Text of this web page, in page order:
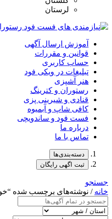
لرستان
آموزش ارسال آگهی
قوانین و مقررات
حساب کاربری
تبلیغات در ویکی فود
هنر آشپزی
رستوران و کترینگ
قنادی و شیرینی پزی
کافی شاپ و آبمیوه
فست فود و ساندویچی
درباره ما
تماس با ما
دسته‌بندی‌ها
ثبت اگهی رایگان
جستجو
خانه / نوشته‌های برچسب شده